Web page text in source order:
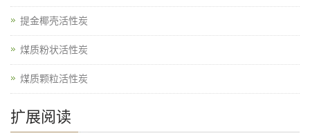
提金椰壳活性炭
煤质粉状活性炭
煤质颗粒活性炭
扩展阅读